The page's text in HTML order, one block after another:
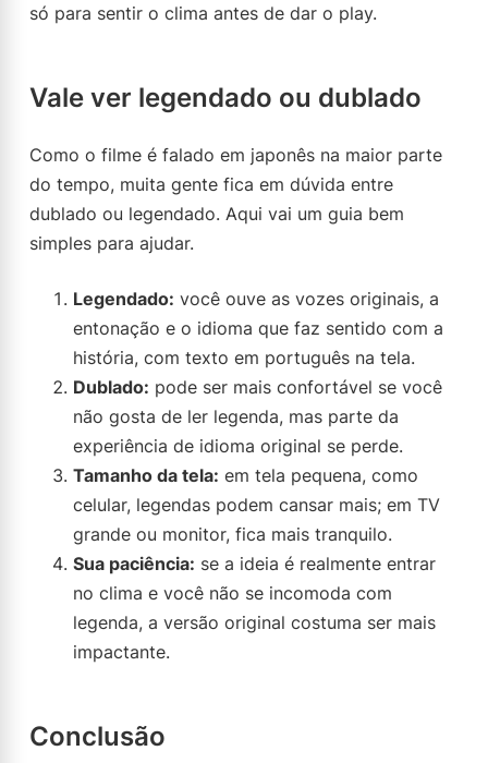
só para sentir o clima antes de dar o play.
Vale ver legendado ou dublado
Como o filme é falado em japonês na maior parte
do tempo, muita gente fica em dúvida entre
dublado ou legendado. Aqui vai um guia bem
simples para ajudar.
Legendado: você ouve as vozes originais, a
entonação e o idioma que faz sentido com a
história, com texto em português na tela.
Dublado: pode ser mais confortável se você
não gosta de ler legenda, mas parte da
experiência de idioma original se perde.
Tamanho da tela: em tela pequena, como
celular, legendas podem cansar mais; em TV
grande ou monitor, fica mais tranquilo.
Sua paciência: se a ideia é realmente entrar
no clima e você não se incomoda com
legenda, a versão original costuma ser mais
impactante.
Conclusão